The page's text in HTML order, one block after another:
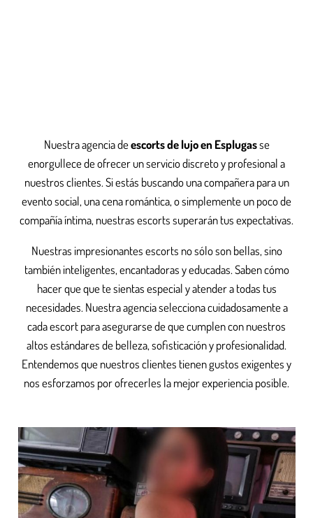
Nuestra agencia deescorts de lujo en Esplugasse
enorgullece de ofrecer un servicio discreto y profesional a
nuestros clientes. Si estás buscando una compañera para un
evento social, una cena romántica, o simplemente un poco de
compañía íntima, nuestras escorts superarán tus expectativas.
Nuestras impresionantes escorts no sólo son bellas, sino
también inteligentes, encantadoras y educadas. Saben cómo
hacer que que te sientas especial y atender a todas tus
necesidades. Nuestra agencia selecciona cuidadosamente a
cada escort para asegurarse de que cumplen con nuestros
altos estándares de belleza, sofisticación y profesionalidad.
Entendemos que nuestros clientes tienen gustos exigentes y
nos esforzamos por ofrecerles la mejor experiencia posible.